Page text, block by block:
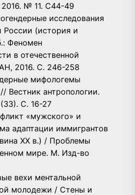
2016. № 11. С44-49
исследования
России (история и
Феномен
в отечественной
2016. С. 246-258
мифологемы
Вестник антропологии.
С. 16-27
«мужского» и
адаптации иммигрантов
ХХ в.) / Проблемы
мире. М. Изд-во
вехи ментальной
молодежи / Стены и